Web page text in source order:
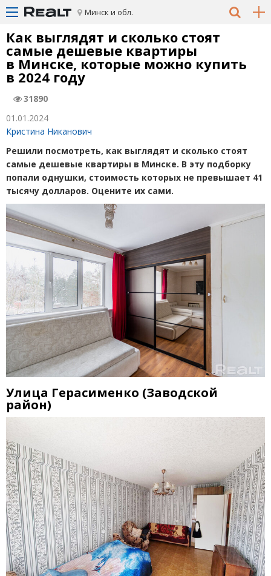
Минск и обл.
Как выглядят и сколько стоят
самые дешевые квартиры
в Минске, которые можно купить
в 2024 году
31890
01.01.2024
Кристина Никанович
Решили посмотреть, как выглядят и сколько стоят
самые дешевые квартиры в Минске. В эту подборку
попали однушки, стоимость которых не превышает 41
тысячу долларов. Оцените их сами.
Улица Герасименко (Заводской
район)